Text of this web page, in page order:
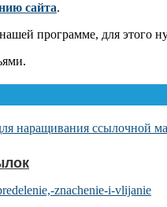
сайта.
программе, для этого